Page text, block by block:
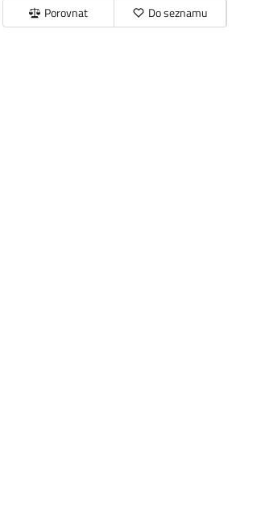
Porovnat Do seznamu